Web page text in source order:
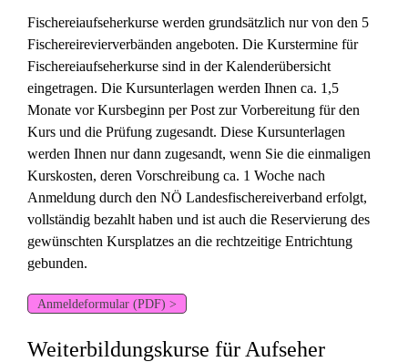
Fischereiaufseherkurse werden grundsätzlich nur von den 5
Fischereirevierverbänden angeboten. Die Kurstermine für
Fischereiaufseherkurse sind in der Kalenderübersicht
eingetragen. Die Kursunterlagen werden Ihnen ca. 1,5
Monate vor Kursbeginn per Post zur Vorbereitung für den
Kurs und die Prüfung zugesandt. Diese Kursunterlagen
werden Ihnen nur dann zugesandt, wenn Sie die einmaligen
Kurskosten, deren Vorschreibung ca. 1 Woche nach
Anmeldung durch den NÖ Landesfischereiverband erfolgt,
vollständig bezahlt haben und ist auch die Reservierung des
gewünschten Kursplatzes an die rechtzeitige Entrichtung
gebunden.
Anmeldeformular (PDF) >
Weiterbildungskurse für Aufseher